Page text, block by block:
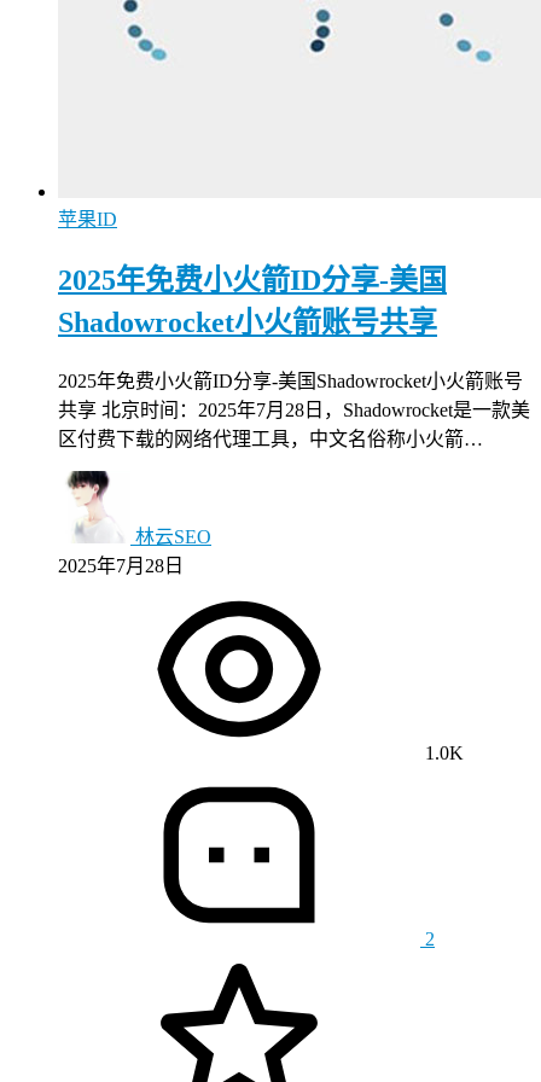
苹果ID
2025年免费小火箭ID分享-美国
Shadowrocket小火箭账号共享
2025年免费小火箭ID分享-美国Shadowrocket小火箭账号
共享 北京时间：2025年7月28日，Shadowrocket是一款美
区付费下载的网络代理工具，中文名俗称小火箭…
林云SEO
2025年7月28日
1.0K
2